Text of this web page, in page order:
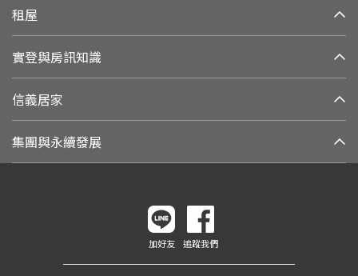
租屋
實登與房訊知識
信義居家
集團與永續發展
加好友 追蹤我們